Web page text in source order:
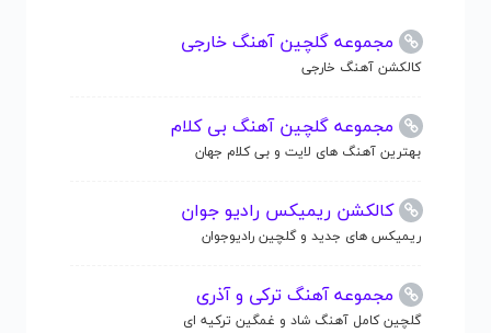
مجموعه گلچین آهنگ خارجی
کالکشن آهنگ خارجی
مجموعه گلچین آهنگ بی کلام
بهترین آهنگ های لایت و بی کلام جهان
کالکشن ریمیکس رادیو جوان
ریمیکس های جدید و گلچین رادیوجوان
مجموعه آهنگ ترکی و آذری
گلچین کامل آهنگ شاد و غمگین ترکیه ای